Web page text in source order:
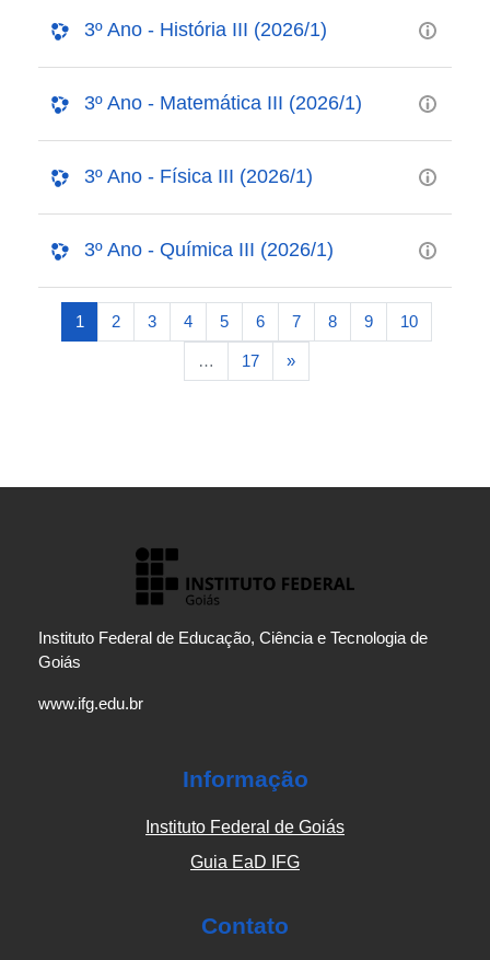
3º Ano - História III (2026/1)
3º Ano - Matemática III (2026/1)
3º Ano - Física III (2026/1)
3º Ano - Química III (2026/1)
1 (atual)
2 3 4 5 6 7 8 9 10
… 17 »Próxima página
Instituto Federal de Educação, Ciência e Tecnologia de
Goiás
www.ifg.edu.br
Informação
Instituto Federal de Goiás
Guia EaD IFG
Contato